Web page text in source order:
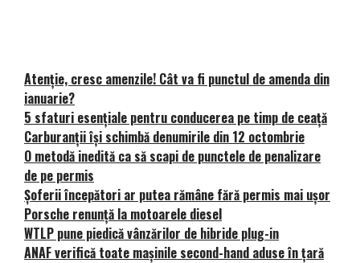
Atenție, cresc amenzile! Cât va fi punctul de amenda din
ianuarie?
5 sfaturi esențiale pentru conducerea pe timp de ceață
Carburanții își schimbă denumirile din 12 octombrie
O metodă inedită ca să scapi de punctele de penalizare
de pe permis
Șoferii începători ar putea rămâne fără permis mai ușor
Porsche renunță la motoarele diesel
WTLP pune piedică vânzărilor de hibride plug-in
ANAF verifică toate mașinile second-hand aduse în țară